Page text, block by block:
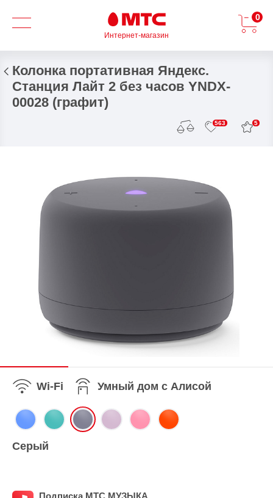
Интернет-магазин
0
Колонка портативная Яндекс.
Станция Лайт 2 без часов YNDX-
00028 (графит)
563 5
Wi-Fi Умный дом с Алисой
Серый
Подписка МТС МУЗЫКА